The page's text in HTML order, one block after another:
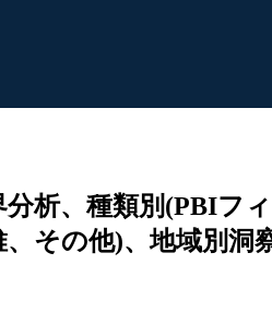
析、種類別(PBIフ
その他)、地域別洞